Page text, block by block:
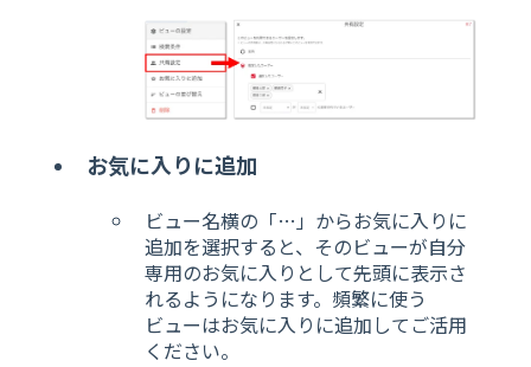
お気に入りに追加
ビュー名横の「…」からお気に入りに
追加を選択すると、そのビューが自分
専用のお気に入りとして先頭に表示さ
れるようになります。頻繁に使う
ビューはお気に入りに追加してご活用
ください。